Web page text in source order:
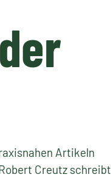
Artikeln
Creutz schreibt